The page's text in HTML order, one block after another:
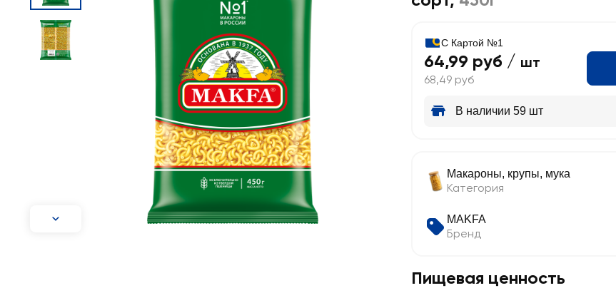
С Картой №1
64,99 руб / шт
68,49 руб
В наличии 59 шт
Макароны, крупы, мука
Категория
MAKFA
Бренд
Пищевая ценность